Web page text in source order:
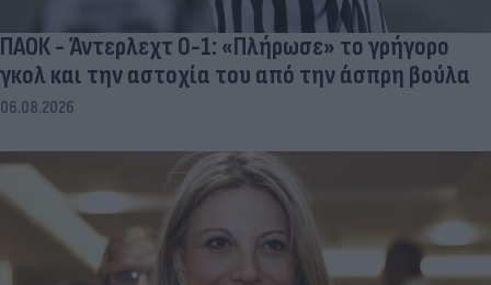
ΠΑΟΚ - Άντερλεχτ 0-1: «Πλήρωσε» το γρήγορο
γκολ και την αστοχία του από την άσπρη βούλα
06.08.2026